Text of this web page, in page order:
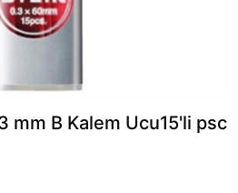
mm B Kalem Ucu15'li psc